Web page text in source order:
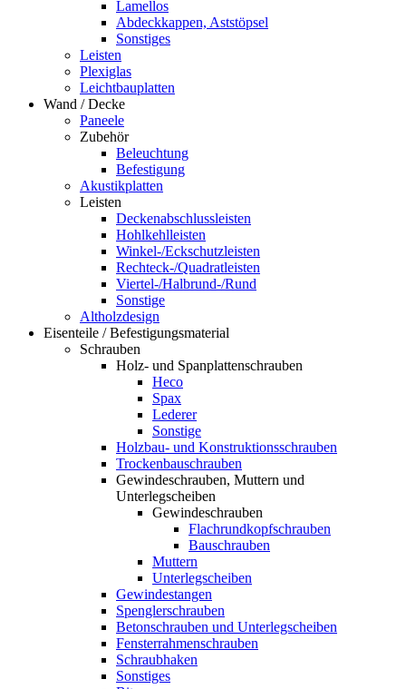
Lamellos
Abdeckkappen, Aststöpsel
Sonstiges
Leisten
Plexiglas
Leichtbauplatten
Wand / Decke
Paneele
Zubehör
Beleuchtung
Befestigung
Akustikplatten
Leisten
Deckenabschlussleisten
Hohlkehlleisten
Winkel-/Eckschutzleisten
Rechteck-/Quadratleisten
Viertel-/Halbrund-/Rund
Sonstige
Altholzdesign
Eisenteile / Befestigungsmaterial
Schrauben
Holz- und Spanplattenschrauben
Heco
Spax
Lederer
Sonstige
Holzbau- und Konstruktionsschrauben
Trockenbauschrauben
Gewindeschrauben, Muttern und
Unterlegscheiben
Gewindeschrauben
Flachrundkopfschrauben
Bauschrauben
Muttern
Unterlegscheiben
Gewindestangen
Spenglerschrauben
Betonschrauben und Unterlegscheiben
Fensterrahmenschrauben
Schraubhaken
Sonstiges